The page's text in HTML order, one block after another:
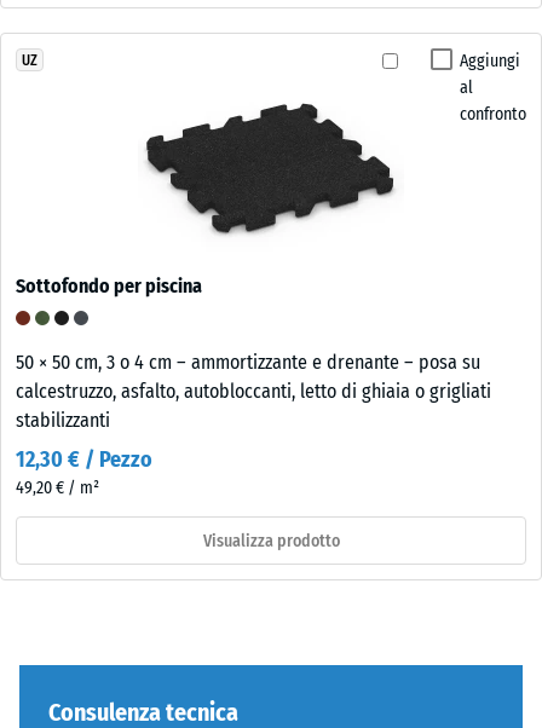
Aggiungi
al
confronto
UZ
Sottofondo per piscina
50 × 50 cm, 3 o 4 cm – ammortizzante e drenante – posa su
calcestruzzo, asfalto, autobloccanti, letto di ghiaia o grigliati
stabilizzanti
12,30 € / Pezzo
49,20 € / m²
Visualizza prodotto
Consulenza tecnica